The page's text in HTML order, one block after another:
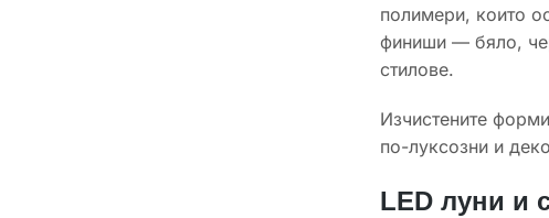
полимери, които
финиши — бяло,
стилове.
Изчистените
по-луксозни и
LED луни и